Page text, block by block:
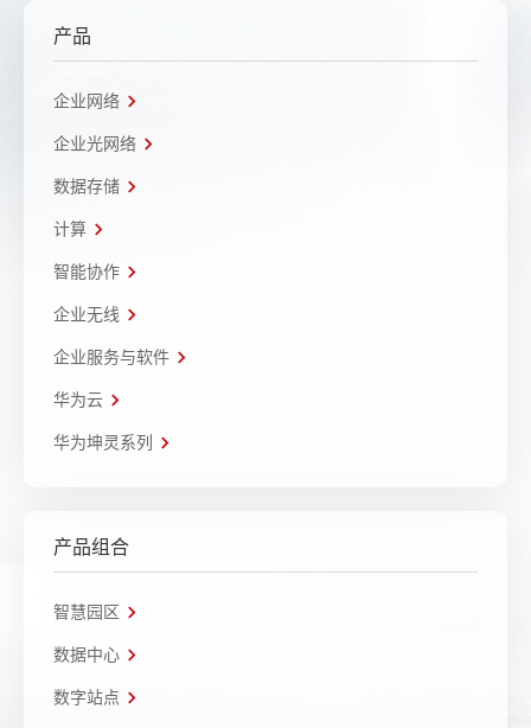
产品
企业网络
企业光网络
数据存储
计算
智能协作
企业无线
企业服务与软件
华为云
华为坤灵系列
产品组合
智慧园区
数据中心
数字站点